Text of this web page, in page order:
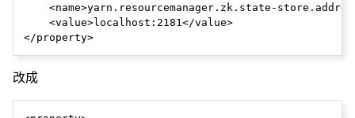
<name>yarn.resourcemanager.zk.state-
    <value>localhost:2181</value>
改成